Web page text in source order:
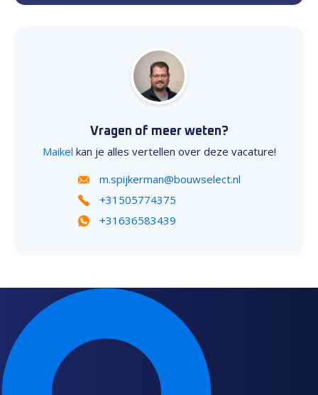
Vragen of meer weten?
Maikel kan je alles vertellen over deze vacature!
m.spijkerman@bouwselect.nl
+31505774375
+31636583439